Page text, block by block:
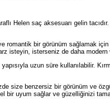
Helen saç aksesuarı gelin
romantik bir görünüm sağlamak
isteyin, isterseniz de daha
uzun süre kullanılabilir.
size benzersiz bir görünüm ve
bir uyum sağlar ve güzelliğinizi